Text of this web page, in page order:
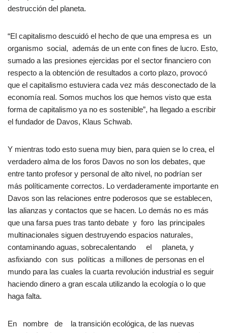
destrucción del planeta.
“El capitalismo descuidó el hecho de que una empresa es un
organismo social, además de un ente con fines de lucro. Esto,
sumado a las presiones ejercidas por el sector financiero con
respecto a la obtención de resultados a corto plazo, provocó
que el capitalismo estuviera cada vez más desconectado de la
economía real. Somos muchos los que hemos visto que esta
forma de capitalismo ya no es sostenible”, ha llegado a escribir
el fundador de Davos, Klaus Schwab.
Y mientras todo esto suena muy bien, para quien se lo crea, el
verdadero alma de los foros Davos no son los debates, que
entre tanto profesor y personal de alto nivel, no podrían ser
más políticamente correctos. Lo verdaderamente importante en
Davos son las relaciones entre poderosos que se establecen,
las alianzas y contactos que se hacen. Lo demás no es más
que una farsa pues tras tanto debate y foro las principales
multinacionales siguen destruyendo espacios naturales,
contaminando aguas, sobrecalentando el planeta, y
asfixiando con sus políticas a millones de personas en el
mundo para las cuales la cuarta revolución industrial es seguir
haciendo dinero a gran escala utilizando la ecología o lo que
haga falta.
En nombre de la transición ecológica, de las nuevas